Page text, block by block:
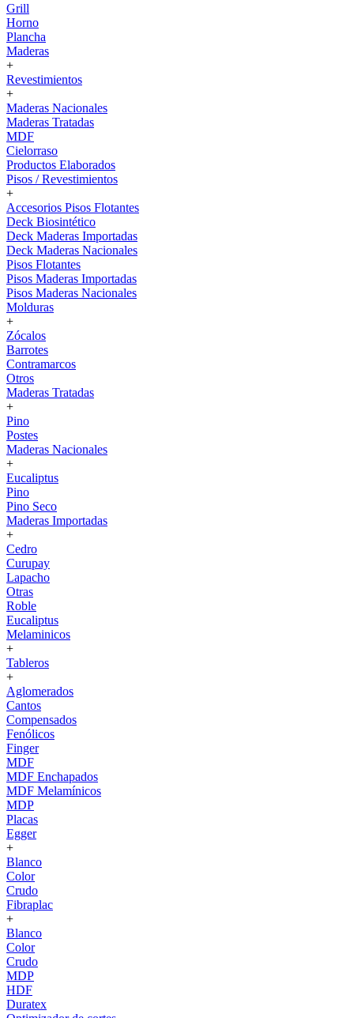
Grill
Horno
Plancha
Maderas
+
Revestimientos
+
Maderas Nacionales
Maderas Tratadas
MDF
Cielorraso
Productos Elaborados
Pisos / Revestimientos
+
Accesorios Pisos Flotantes
Deck Biosintético
Deck Maderas Importadas
Deck Maderas Nacionales
Pisos Flotantes
Pisos Maderas Importadas
Pisos Maderas Nacionales
Molduras
+
Zócalos
Barrotes
Contramarcos
Otros
Maderas Tratadas
+
Pino
Postes
Maderas Nacionales
+
Eucaliptus
Pino
Pino Seco
Maderas Importadas
+
Cedro
Curupay
Lapacho
Otras
Roble
Eucaliptus
Melaminicos
+
Tableros
+
Aglomerados
Cantos
Compensados
Fenólicos
Finger
MDF
MDF Enchapados
MDF Melamínicos
MDP
Placas
Egger
+
Blanco
Color
Crudo
Fibraplac
+
Blanco
Color
Crudo
MDP
HDF
Duratex